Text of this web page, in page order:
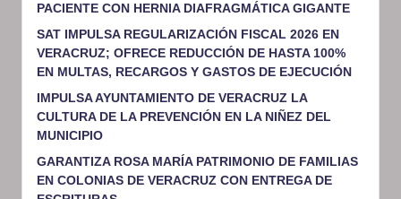
PACIENTE CON HERNIA DIAFRAGMÁTICA GIGANTE
SAT IMPULSA REGULARIZACIÓN FISCAL 2026 EN
VERACRUZ; OFRECE REDUCCIÓN DE HASTA 100%
EN MULTAS, RECARGOS Y GASTOS DE EJECUCIÓN
IMPULSA AYUNTAMIENTO DE VERACRUZ LA
CULTURA DE LA PREVENCIÓN EN LA NIÑEZ DEL
MUNICIPIO
GARANTIZA ROSA MARÍA PATRIMONIO DE FAMILIAS
EN COLONIAS DE VERACRUZ CON ENTREGA DE